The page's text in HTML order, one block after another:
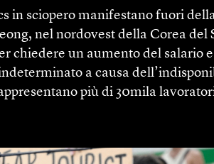
in sciopero manifestano fuori
nel nordovest della Corea
chiedere un aumento del salario
a causa
più di 30mila